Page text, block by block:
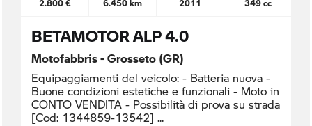
2.800 € 6.450 km 2011 349 cc
BETAMOTOR ALP 4.0
Motofabbris - Grosseto (GR)
Equipaggiamenti del veicolo: - Batteria nuova -
Buone condizioni estetiche e funzionali - Moto in
CONTO VENDITA - Possibilità di prova su strada
[Cod: 1344859-13542]